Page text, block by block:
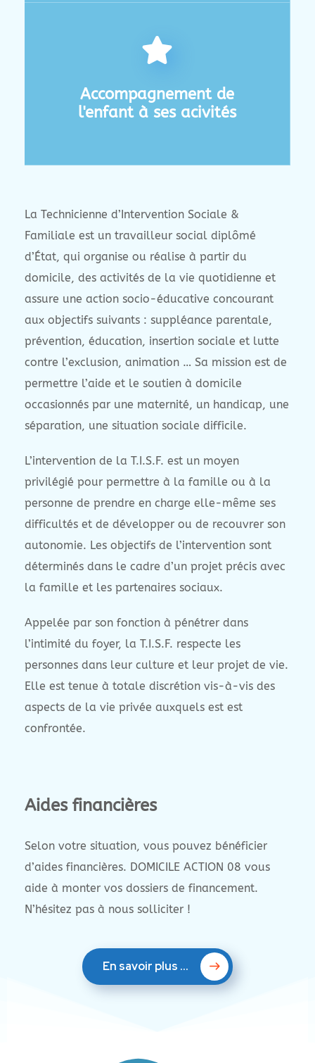
Accompagnement de
l'enfant à ses acivités
La Technicienne d’Intervention Sociale &
Familiale est un travailleur social diplômé
d’État, qui organise ou réalise à partir du
domicile, des activités de la vie quotidienne et
assure une action socio-éducative concourant
aux objectifs suivants : suppléance parentale,
prévention, éducation, insertion sociale et lutte
contre l’exclusion, animation … Sa mission est de
permettre l’aide et le soutien à domicile
occasionnés par une maternité, un handicap, une
séparation, une situation sociale difficile.
L’intervention de la T.I.S.F. est un moyen
privilégié pour permettre à la famille ou à la
personne de prendre en charge elle-même ses
difficultés et de développer ou de recouvrer son
autonomie. Les objectifs de l’intervention sont
déterminés dans le cadre d’un projet précis avec
la famille et les partenaires sociaux.
Appelée par son fonction à pénétrer dans
l’intimité du foyer, la T.I.S.F. respecte les
personnes dans leur culture et leur projet de vie.
Elle est tenue à totale discrétion vis-à-vis des
aspects de la vie privée auxquels est est
confrontée.
Aides financières
Selon votre situation, vous pouvez bénéficier
d’aides financières. DOMICILE ACTION 08 vous
aide à monter vos dossiers de financement.
N’hésitez pas à nous solliciter !
En savoir plus ...